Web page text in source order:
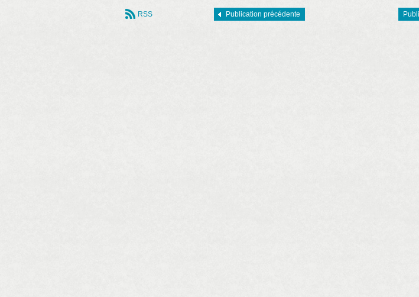
RSS Publication précédente